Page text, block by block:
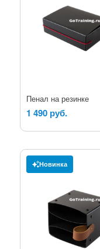
Пенал на резинке
1 490 руб.
Новинка